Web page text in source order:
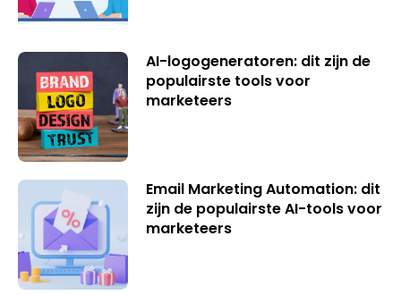
AI-logogeneratoren: dit zijn de
populairste tools voor
marketeers
Email Marketing Automation: dit
zijn de populairste AI-tools voor
marketeers